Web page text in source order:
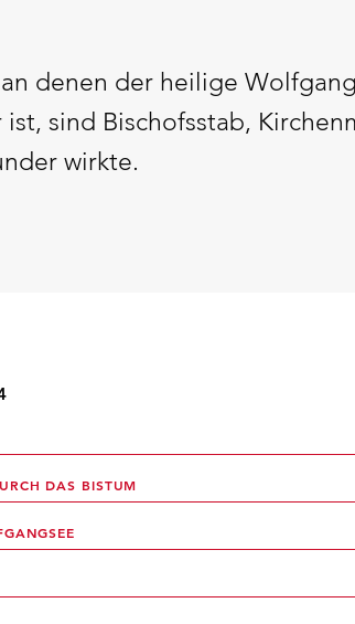
denen der heilige
sind Bischofsstab,
wirkte.
DAS BISTUM